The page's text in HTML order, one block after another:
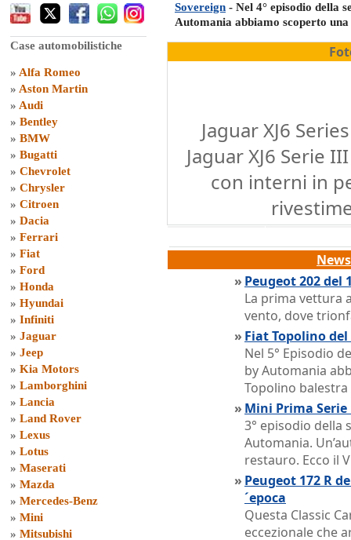
Case automobilistiche
» Alfa Romeo
» Aston Martin
» Audi
» Bentley
» BMW
» Bugatti
» Chevrolet
» Chrysler
» Citroen
» Dacia
» Ferrari
» Fiat
» Ford
» Honda
» Hyundai
» Infiniti
» Jaguar
» Jeep
» Kia Motors
» Lamborghini
» Lancia
» Land Rover
» Lexus
» Lotus
» Maserati
» Mazda
» Mercedes-Benz
» Mini
» Mitsubishi
Sovereign - Nel 4° episodio della
Automania abbiamo scoperto
Jaguar XJ6
Jaguar XJ6 Serie
con interni in
» Peugeot 202 del
La prima vettura
vento, dove
» Fiat Topolino
Nel 5° Episodio
by Automania
Topolino balestra
» Mini Prima
3° episodio della
Automania.
restauro. Ecco il
» Peugeot 172 R
´epoca
Questa Classic
eccezionale che